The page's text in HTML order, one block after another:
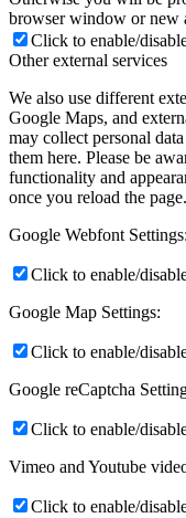
browser window or new
Click to enable/
Other external services
We also use different
Google Maps, and
may collect personal
them here. Please be
functionality and
once you reload the page.
Google Webfont Settings:
Click to enable/
Google Map Settings:
Click to enable/
Google reCaptcha
Click to enable/
Vimeo and Youtube
Click to enable/